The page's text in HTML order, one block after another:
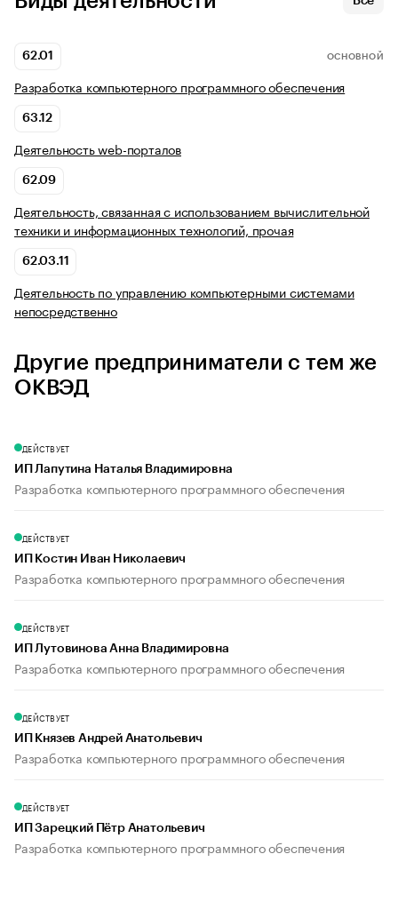
62.01 ОСНОВНОЙ
Разработка компьютерного программного обеспечения
63.12
Деятельность web-порталов
62.09
Деятельность, связанная с использованием вычислительной
техники и информационных технологий, прочая
62.03.11
Деятельность по управлению компьютерными системами
непосредственно
Другие предприниматели с тем же
ОКВЭД
ДЕЙСТВУЕТ
ИП Лапутина Наталья Владимировна
Разработка компьютерного программного обеспечения
ДЕЙСТВУЕТ
ИП Костин Иван Николаевич
Разработка компьютерного программного обеспечения
ДЕЙСТВУЕТ
ИП Лутовинова Анна Владимировна
Разработка компьютерного программного обеспечения
ДЕЙСТВУЕТ
ИП Князев Андрей Анатольевич
Разработка компьютерного программного обеспечения
ДЕЙСТВУЕТ
ИП Зарецкий Пётр Анатольевич
Разработка компьютерного программного обеспечения